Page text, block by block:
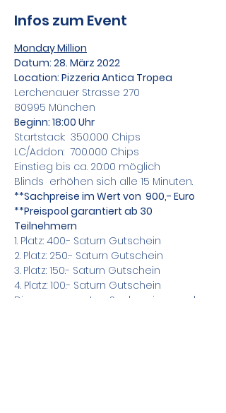
Infos zum Event
Monday Million
Datum: 28. März 2022
Location: Pizzeria Antica Tropea
Lerchenauer Strasse 270
80995 München
Beginn: 18:00 Uhr
Startstack:  350.000 Chips
LC/Addon:  700.000 Chips
Einstieg bis ca. 20:00 möglich
Blinds  erhöhen sich alle 15 Minuten.
**Sachpreise im Wert von  900,- Euro
**Preispool garantiert ab 30
Teilnehmern
1. Platz: 400.- Saturn Gutschein
2. Platz: 250.- Saturn Gutschein
3. Platz: 150.- Saturn Gutschein
4. Platz: 100.- Saturn Gutschein
Die gesponsorten Sachpreise werden